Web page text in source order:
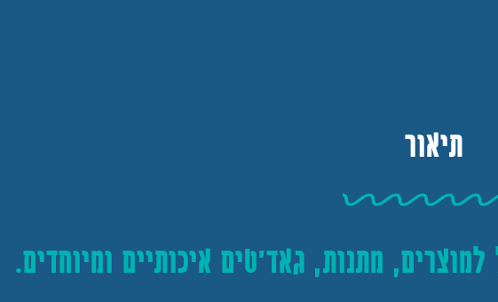
תיאור
מתנות, גאד'טים איכותיים ומיוחדים.